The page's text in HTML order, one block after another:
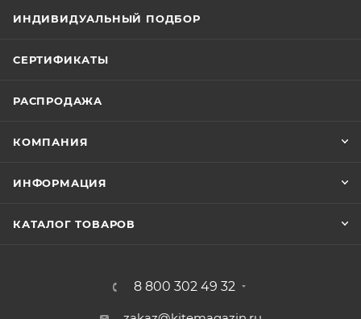
ИНДИВИДУАЛЬНЫЙ ПОДБОР
СЕРТИФИКАТЫ
РАСПРОДАЖА
КОМПАНИЯ
ИНФОРМАЦИЯ
КАТАЛОГ ТОВАРОВ
8 800 302 49 32